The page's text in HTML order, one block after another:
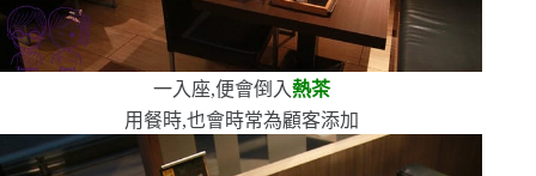
一入座,便會倒入熱茶
用餐時,也會時常為顧客添加